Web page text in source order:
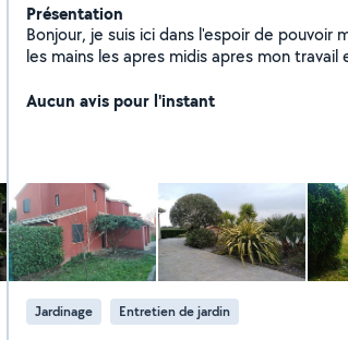
Présentation
Bonjour, je suis ici dans l'espoir de pouvoir
les mains les apres midis apres mon travail
fait. Je peux tailler les haies et arbustes,
aussi aider a transporter des objets avec
Merci de la lecture, à bientôt et bonne
Aucun avis pour l'instant
Jardinage Entretien de jardin